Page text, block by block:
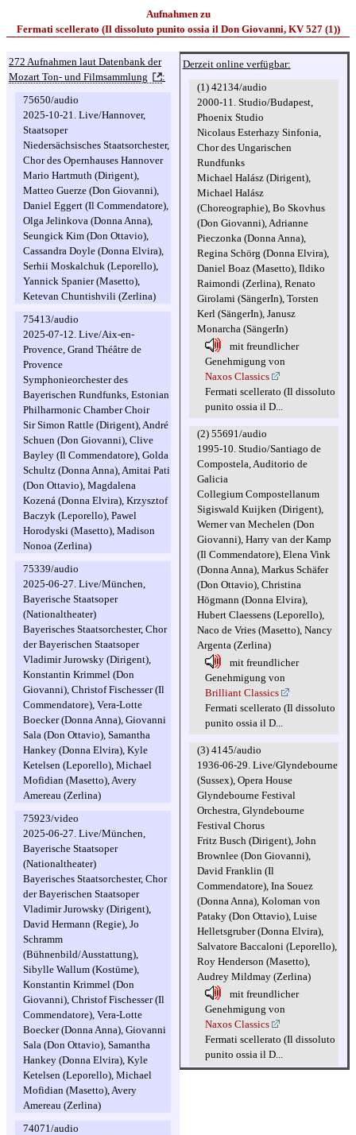
Aufnahmen zu
Fermati scellerato (Il dissoluto punito ossia il Don Giovanni, KV 527 (1))
272 Aufnahmen laut Datenbank der
Mozart Ton- und Filmsammlung
:
75650/audio
2025-10-21. Live/Hannover,
Staatsoper
Niedersächsisches Staatsorchester,
Chor des Opernhauses Hannover
Mario Hartmuth (Dirigent),
Matteo Guerze (Don Giovanni),
Daniel Eggert (Il Commendatore),
Olga Jelinkova (Donna Anna),
Seungick Kim (Don Ottavio),
Cassandra Doyle (Donna Elvira),
Serhii Moskalchuk (Leporello),
Yannick Spanier (Masetto),
Ketevan Chuntishvili (Zerlina)
75413/audio
2025-07-12. Live/Aix-en-
Provence, Grand Théâtre de
Provence
Symphonieorchester des
Bayerischen Rundfunks, Estonian
Philharmonic Chamber Choir
Sir Simon Rattle (Dirigent), André
Schuen (Don Giovanni), Clive
Bayley (Il Commendatore), Golda
Schultz (Donna Anna), Amitai Pati
(Don Ottavio), Magdalena
Kozená (Donna Elvira), Krzysztof
Baczyk (Leporello), Pawel
Horodyski (Masetto), Madison
Nonoa (Zerlina)
75339/audio
2025-06-27. Live/München,
Bayerische Staatsoper
(Nationaltheater)
Bayerisches Staatsorchester, Chor
der Bayerischen Staatsoper
Vladimir Jurowsky (Dirigent),
Konstantin Krimmel (Don
Giovanni), Christof Fischesser (Il
Commendatore), Vera-Lotte
Boecker (Donna Anna), Giovanni
Sala (Don Ottavio), Samantha
Hankey (Donna Elvira), Kyle
Ketelsen (Leporello), Michael
Mofidian (Masetto), Avery
Amereau (Zerlina)
75923/video
2025-06-27. Live/München,
Bayerische Staatsoper
(Nationaltheater)
Bayerisches Staatsorchester, Chor
der Bayerischen Staatsoper
Vladimir Jurowsky (Dirigent),
David Hermann (Regie), Jo
Schramm
(Bühnenbild/Ausstattung),
Sibylle Wallum (Kostüme),
Konstantin Krimmel (Don
Giovanni), Christof Fischesser (Il
Commendatore), Vera-Lotte
Boecker (Donna Anna), Giovanni
Sala (Don Ottavio), Samantha
Hankey (Donna Elvira), Kyle
Ketelsen (Leporello), Michael
Mofidian (Masetto), Avery
Amereau (Zerlina)
74071/audio
Derzeit online verfügbar:
(1) 42134/audio
2000-11. Studio/Budapest,
Phoenix Studio
Nicolaus Esterhazy Sinfonia,
Chor des Ungarischen
Rundfunks
Michael Halász (Dirigent),
Michael Halász
(Choreographie), Bo Skovhus
(Don Giovanni), Adrianne
Pieczonka (Donna Anna),
Regina Schörg (Donna Elvira),
Daniel Boaz (Masetto), Ildiko
Raimondi (Zerlina), Renato
Girolami (SängerIn), Torsten
Kerl (SängerIn), Janusz
Monarcha (SängerIn)
mit freundlicher
Genehmigung von
Naxos Classics
Fermati scellerato (Il dissoluto
punito ossia il D...
(2) 55691/audio
1995-10. Studio/Santiago de
Compostela, Auditorio de
Galicia
Collegium Compostellanum
Sigiswald Kuijken (Dirigent),
Werner van Mechelen (Don
Giovanni), Harry van der Kamp
(Il Commendatore), Elena Vink
(Donna Anna), Markus Schäfer
(Don Ottavio), Christina
Högmann (Donna Elvira),
Hubert Claessens (Leporello),
Naco de Vries (Masetto), Nancy
Argenta (Zerlina)
mit freundlicher
Genehmigung von
Brilliant Classics
Fermati scellerato (Il dissoluto
punito ossia il D...
(3) 4145/audio
1936-06-29. Live/Glyndebourne
(Sussex), Opera House
Glyndebourne Festival
Orchestra, Glyndebourne
Festival Chorus
Fritz Busch (Dirigent), John
Brownlee (Don Giovanni),
David Franklin (Il
Commendatore), Ina Souez
(Donna Anna), Koloman von
Pataky (Don Ottavio), Luise
Helletsgruber (Donna Elvira),
Salvatore Baccaloni (Leporello),
Roy Henderson (Masetto),
Audrey Mildmay (Zerlina)
mit freundlicher
Genehmigung von
Naxos Classics
Fermati scellerato (Il dissoluto
punito ossia il D...